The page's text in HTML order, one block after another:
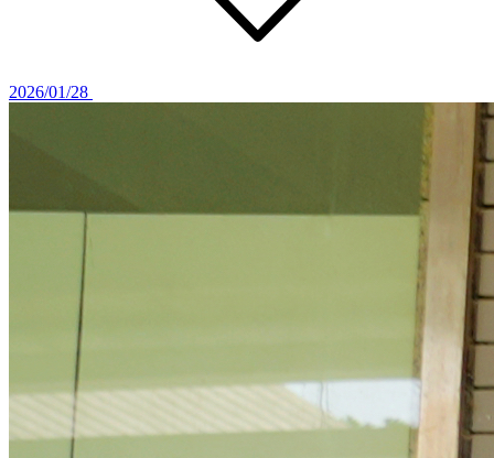
2026/01/28